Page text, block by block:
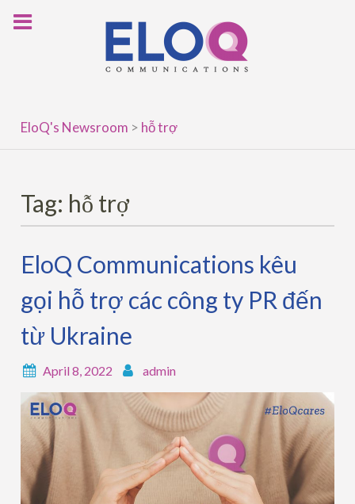
EloQ's Newsroom > hỗ trợ
Tag: hỗ trợ
EloQ Communications kêu
gọi hỗ trợ các công ty PR đến
từ Ukraine
April 8, 2022 admin